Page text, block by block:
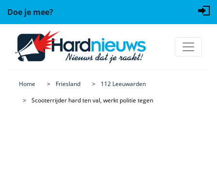
Doe je mee?
Home Friesland
112 Leeuwarden
Scooterrijder hard ten val, werkt politie tegen